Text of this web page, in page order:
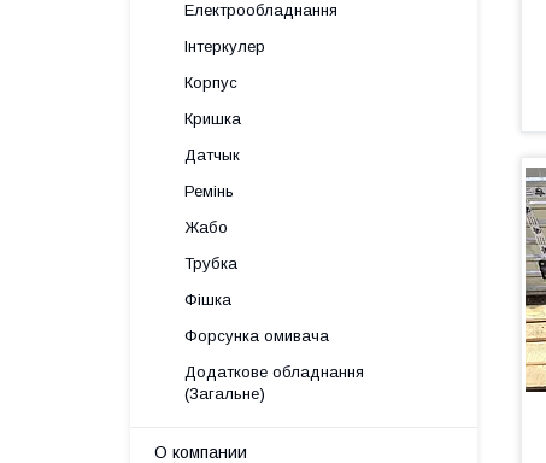
Електрообладнання
Інтеркулер
Корпус
Кришка
Датчык
Ремінь
Жабо
Трубка
Фішка
Форсунка омивача
Додаткове обладнання
(Загальне)
О компании